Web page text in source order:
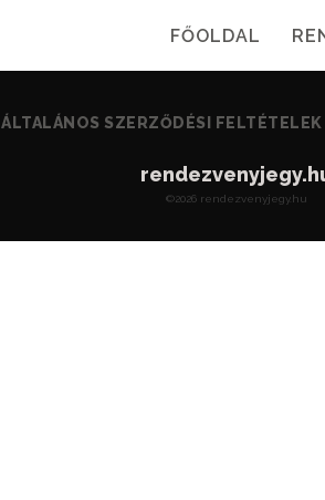
FŐOLDAL
ÁLTALÁNOS SZERZŐDÉSI FELTÉTELEK
©2026 rendezvenyjegy.hu